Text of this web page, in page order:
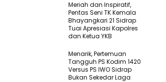
Meriah dan Inspiratif,
Pentas Seni TK Kemala
Bhayangkari 21 Sidrap
Tuai Apresiasi Kapolres
dan Ketua YKB
Menarik, Pertemuan
Tangguh PS Kodim 1420
Versus PS IWO Sidrap
Bukan Sekedar Laga